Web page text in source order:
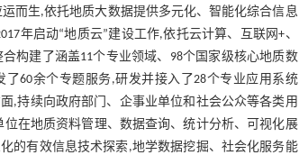
而生,依托地质大数据提供多元化、智能化综合信息
年启动“地质云”建设工作,依托云计算、互联网+、
合构建了涵盖11个专业领域、98个国家级核心地质数
60余个专题服务,研发并接入了28个专业应用系统
,持续向政府部门、企事业单位和社会公众等各类用
在地质资料管理、数据查询、统计分析、可视化展
的有效信息技术探索,地学数据挖掘、社会化服务能